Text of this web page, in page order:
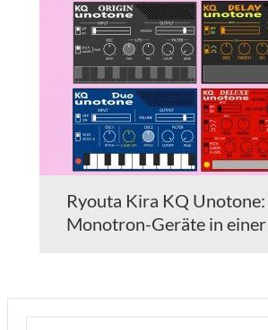
Ryouta Kira KQ
Monotron-Geräte in